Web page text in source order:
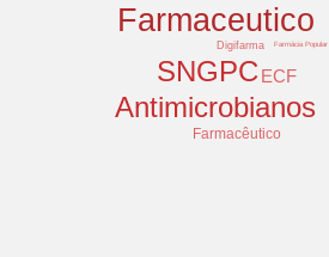
Farmaceutico
SNGPC
Antimicrobianos
ECF
Farmacêutico
Digifarma Farmácia Popular